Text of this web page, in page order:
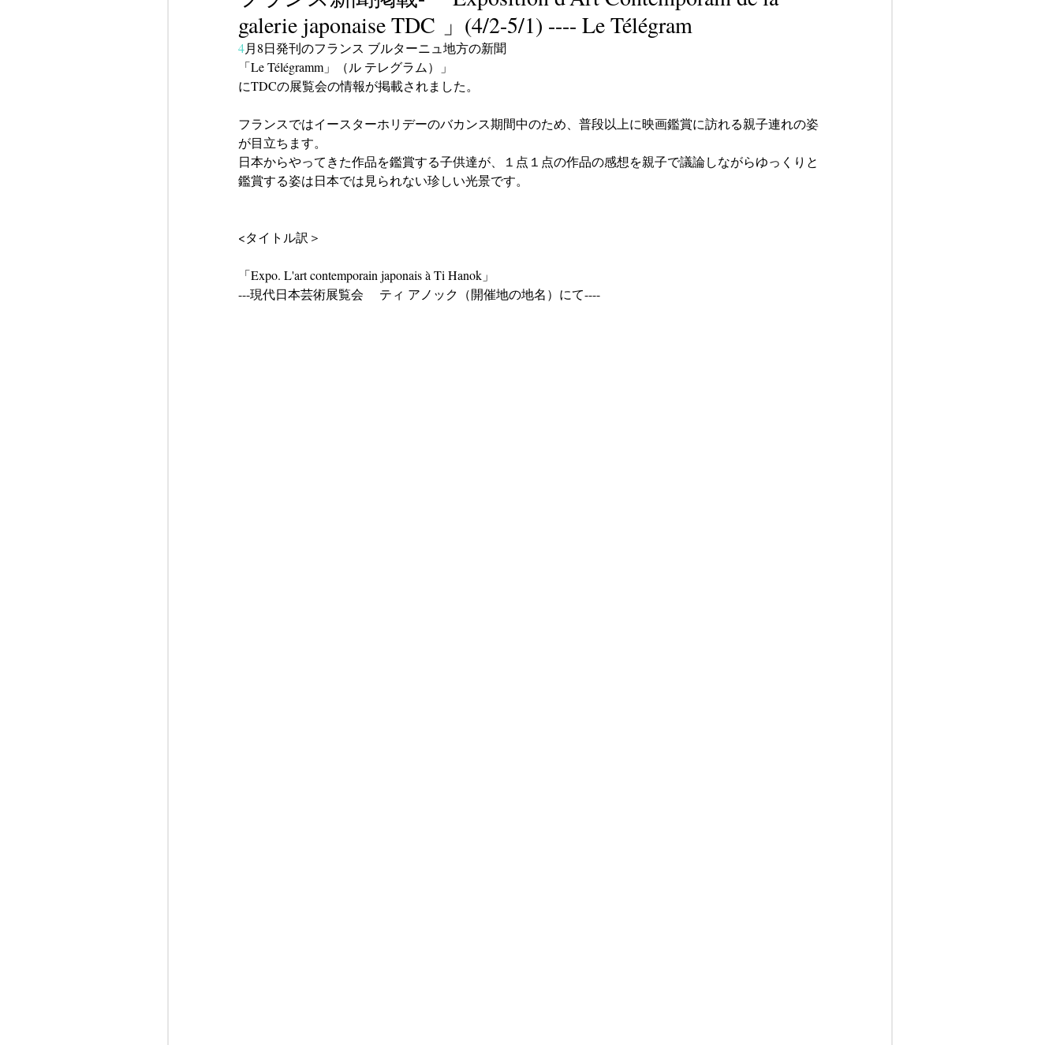
galerie japonaise TDC 」(4/2-5/1) ---- Le Télégram
​4月8日発刊のフランス ブルターニュ地方の新聞
「Le Télégramm」（ル テレグラム）」
にTDCの展覧会の情報が掲載されました。
フランスではイースターホリデーのバカンス期間中のため、普段以上に映画鑑賞に訪れる親子連れの姿
が目立ちます。
日本からやってきた作品を鑑賞する子供達が、１点１点の作品の感想を親子で議論しながらゆっくりと
鑑賞する姿は日本では見られない珍しい光景です。
<タイトル訳＞
「Expo. L'art contemporain japonais à Ti Hanok」
---現代日本芸術展覧会 　ティ アノック（開催地の地名）にて----